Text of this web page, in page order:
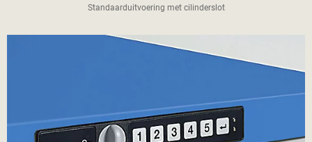
Standaarduitvoering met cilinderslot